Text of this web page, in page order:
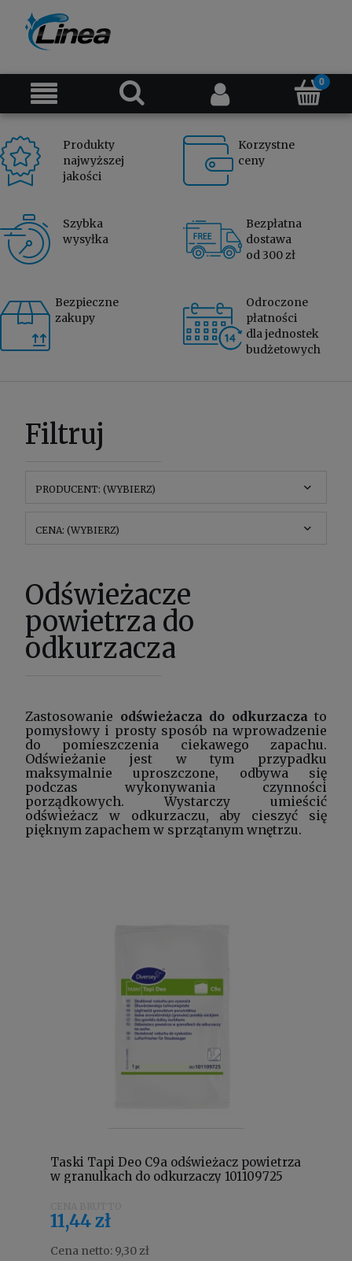
Produkty
najwyższej
jakości
Korzystne
ceny
Szybka
wysyłka
Bezpłatna
dostawa
od 300 zł
Bezpieczne
zakupy
Odroczone
płatności
dla jednostek
budżetowych
Filtruj
PRODUCENT: (WYBIERZ)
CENA: (WYBIERZ)
Odświeżacze
powietrza do
odkurzacza
Zastosowanie odświeżacza do odkurzaczato
pomysłowy i prosty sposób na wprowadzenie
do pomieszczenia ciekawego zapachu.
Odświeżanie jest w tym przypadku
maksymalnie uproszczone, odbywa się
podczas wykonywania czynności
porządkowych. Wystarczy umieścić
odświeżacz w odkurzaczu, aby cieszyć się
pięknym zapachem w sprzątanym wnętrzu.
Taski Tapi Deo C9a odświeżacz powietrza
w granulkach do odkurzaczy 101109725
11,44 zł
Cena netto: 9,30 zł